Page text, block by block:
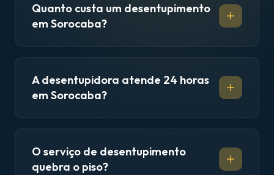
Quanto custa um desentupimento
em Sorocaba?
A desentupidora atende 24 horas
em Sorocaba?
O serviço de desentupimento
quebra o piso?